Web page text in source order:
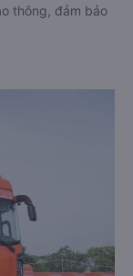
thông, đảm bảo